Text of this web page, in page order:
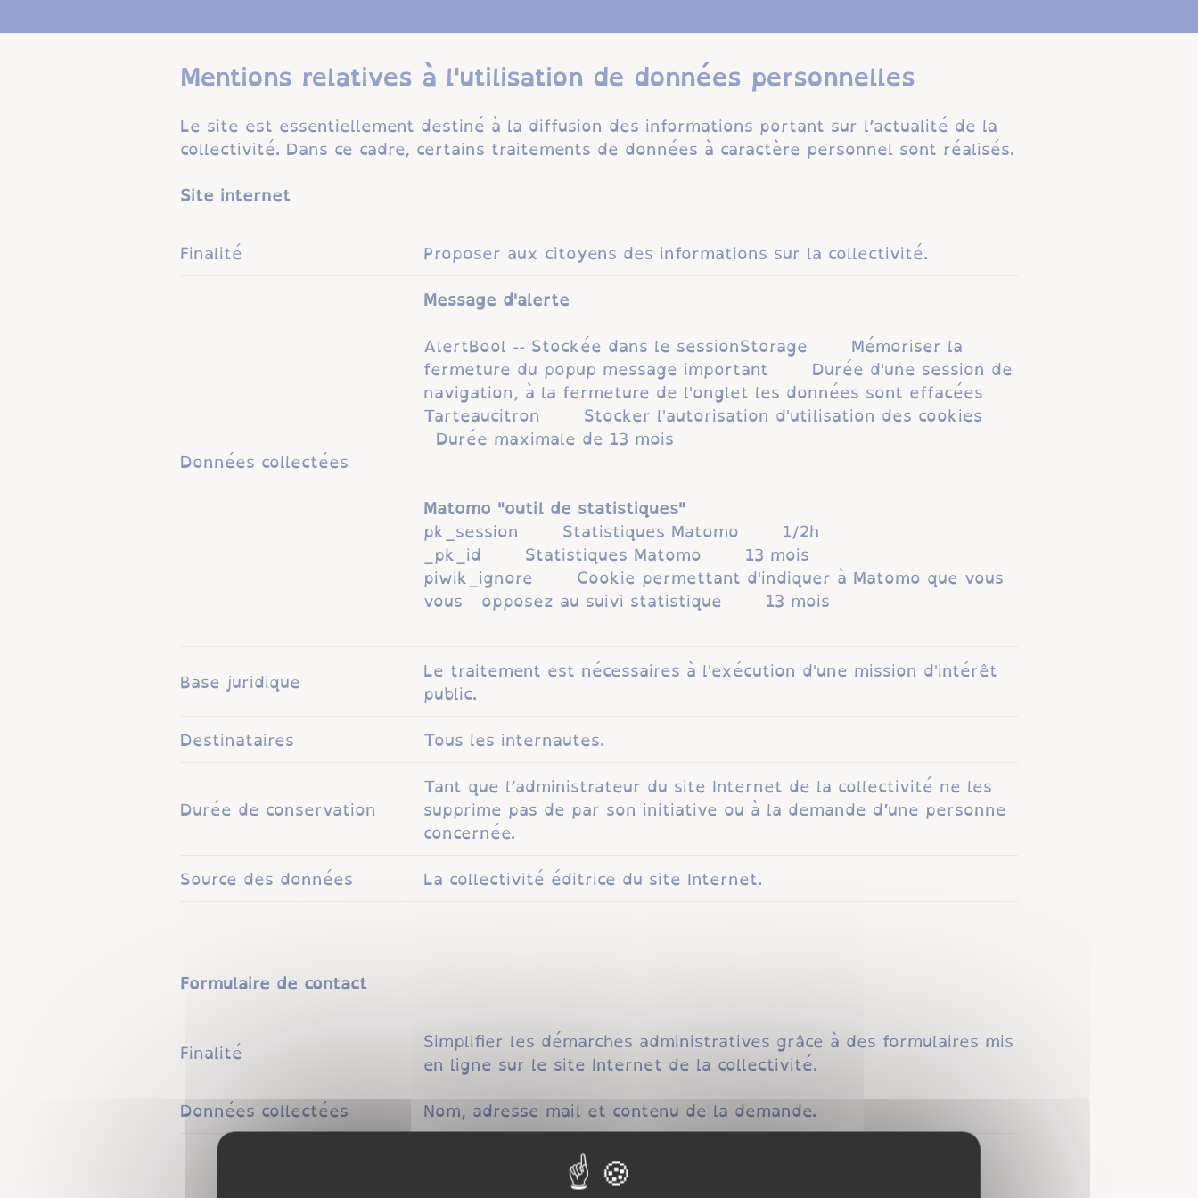
Mentions relatives à l'utilisation de données personnelles
Le site est essentiellement destiné à la diffusion des informations portant sur l’actualité de la
collectivité. Dans ce cadre, certains traitements de données à caractère personnel sont réalisés.
Site internet
Finalité Proposer aux citoyens des informations sur la collectivité.
Données collectées
Message d'alerte
AlertBool -- Stockée dans le sessionStorage Mémoriser la
fermeture du popup message important Durée d'une session de
navigation, à la fermeture de l'onglet les données sont effacées
Tarteaucitron Stocker l'autorisation d'utilisation des cookies
Durée maximale de 13 mois
Matomo "outil de statistiques"
pk_session Statistiques Matomo 1/2h
_pk_id Statistiques Matomo 13 mois
piwik_ignore Cookie permettant d'indiquer à Matomo que vous
vous opposez au suivi statistique 13 mois
Base juridique
Le traitement est nécessaires à l'exécution d'une mission d'intérêt
public.
Destinataires
Tous les internautes.
Durée de conservation
Tant que l’administrateur du site Internet de la collectivité ne les
supprime pas de par son initiative ou à la demande d’une personne
concernée.
Source des données
La collectivité éditrice du site Internet.
Formulaire de contact
Finalité
Simplifier les démarches administratives grâce à des formulaires mis
en ligne sur le site Internet de la collectivité.
Données collectées
Nom, adresse mail et contenu de la demande.
Le consentement de la personne utilisant le service.
Le traitement est nécessaire à une mission d’intérêt public.